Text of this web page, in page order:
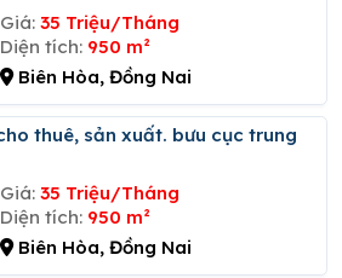
Giá: 35 Triệu/Tháng
Diện tích: 950 m²
Biên Hòa, Đồng Nai
Giá: 35 Triệu/Tháng
Diện tích: 950 m²
Biên Hòa, Đồng Nai